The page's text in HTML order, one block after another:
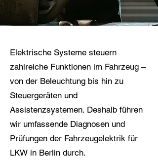
Elektrische Systeme steuern
zahlreiche Funktionen im Fahrzeug –
von der Beleuchtung bis hin zu
Steuergeräten und
Assistenzsystemen. Deshalb führen
wir umfassende Diagnosen und
Prüfungen der Fahrzeugelektrik für
LKW in Berlin durch.